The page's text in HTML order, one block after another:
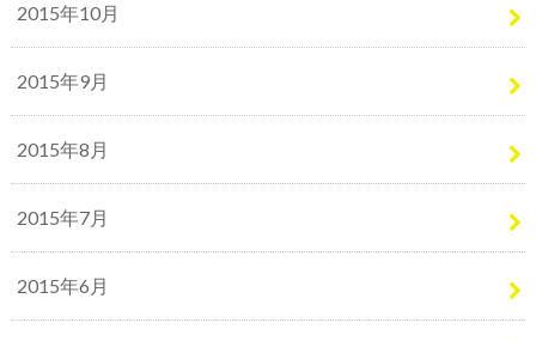
2015年10月
2015年9月
2015年8月
2015年7月
2015年6月